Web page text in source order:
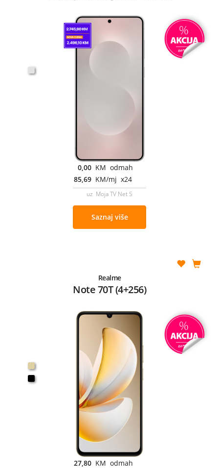
0,00 KM odmah
85,69 KM/mj x24
uz Moja TV Net S
Saznaj više
Realme
Note 70T (4+256)
27,80 KM odmah